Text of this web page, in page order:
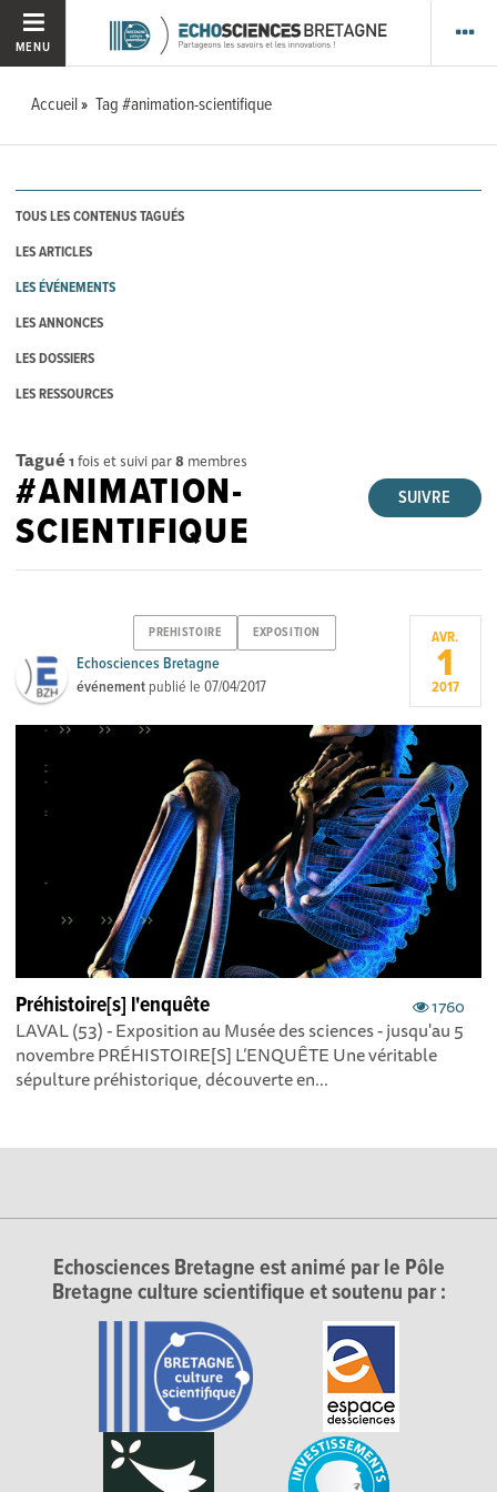
MENU
Accueil Tag #animation-scientifique
TOUS LES CONTENUS TAGUÉS
LES ARTICLES
LES ÉVÉNEMENTS
LES ANNONCES
LES DOSSIERS
LES RESSOURCES
Tagué 1 fois et suivi par8 membres
SUIVRE
#ANIMATION-
SCIENTIFIQUE
PREHISTOIRE EXPOSITION
Echosciences Bretagne
événement publié le07/04/2017
AVR.
1
2017
1760
Préhistoire[s] l'enquête
LAVAL (53) - Exposition au Musée des sciences - jusqu'au 5
novembre PRÉHISTOIRE[S] L’ENQUÊTE Une véritable
sépulture préhistorique, découverte en...
Echosciences Bretagne est animé par le Pôle
Bretagne culture scientifique et soutenu par :